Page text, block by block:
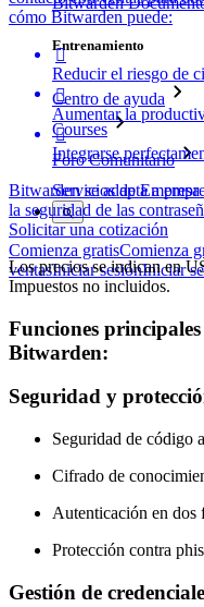
Entrenamiento
Centro de ayuda
Courses
Foro Comunitario
Servicios de Empresa
Comienza gratisComienza
ventasIniciar sesiónIniciar
cómo Bitwarden puede:

Reducir el riesgo de

Aumentar la

Integrarse
Bitwarden se adapta a
la seguridad de las
Solicitar una cotización
Los precios se indican en
Impuestos no incluidos.
Funciones
Bitwarden:
Seguridad y
Seguridad de código
Cifrado de
Autenticación en dos
Protección contra
Gestión de